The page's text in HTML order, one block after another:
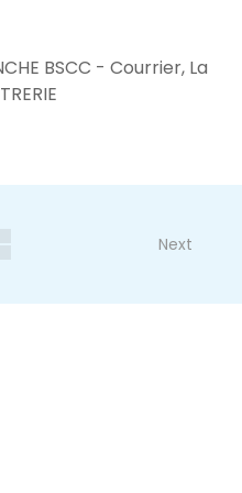
BSCC - Courrier, La
Next